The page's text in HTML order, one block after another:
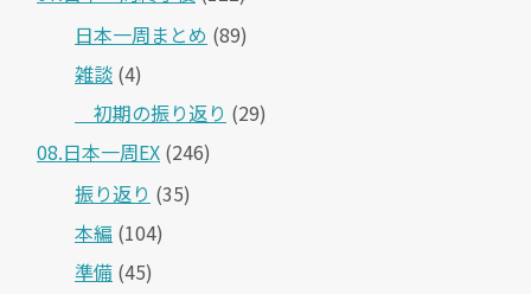
日本一周まとめ (89)
雑談 (4)
＿初期の振り返り (29)
08.日本一周EX (246)
振り返り (35)
本編 (104)
準備 (45)